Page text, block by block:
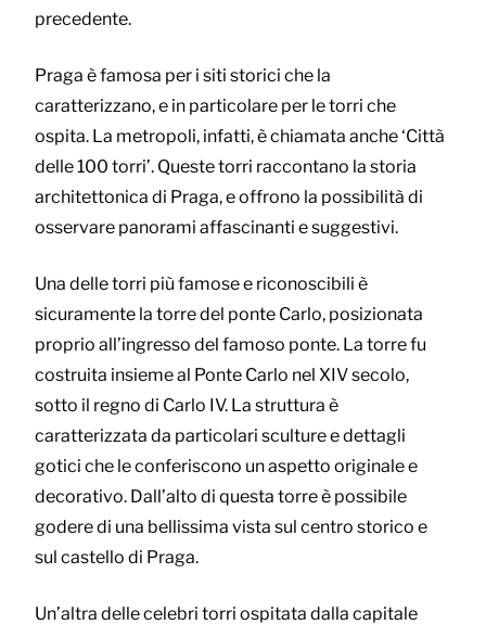
precedente.
Praga è famosa per i siti storici che la
caratterizzano, e in particolare per le torri che
ospita. La metropoli, infatti, è chiamata anche ‘Città
delle 100 torri’. Queste torri raccontano la storia
architettonica di Praga, e offrono la possibilità di
osservare panorami affascinanti e suggestivi.
Una delle torri più famose e riconoscibili è
sicuramente la torre del ponte Carlo, posizionata
proprio all’ingresso del famoso ponte. La torre fu
costruita insieme al Ponte Carlo nel XIV secolo,
sotto il regno di Carlo IV. La struttura è
caratterizzata da particolari sculture e dettagli
gotici che le conferiscono un aspetto originale e
decorativo. Dall’alto di questa torre è possibile
godere di una bellissima vista sul centro storico e
sul castello di Praga.
Un’altra delle celebri torri ospitata dalla capitale